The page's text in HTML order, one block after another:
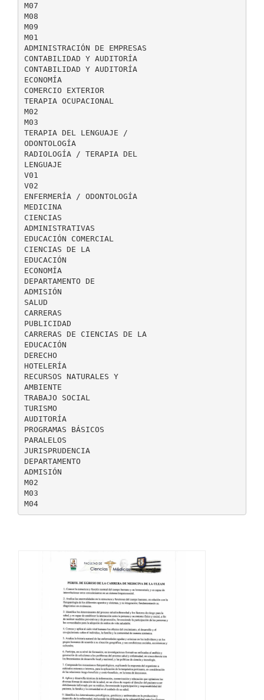
M07
M08
M09
M01
ADMINISTRACIÓN DE EMPRESAS
CONTABILIDAD Y AUDITORÍA
CONTABILIDAD Y AUDITORÍA
ECONOMÍA
COMERCIO EXTERIOR
TERAPIA OCUPACIONAL
M02
M03
TERAPIA DEL LENGUAJE /
ODONTOLOGÍA
RADIOLOGÍA / TERAPIA DEL
LENGUAJE
V01
V02
ENFERMERÍA / ODONTOLOGÍA
MEDICINA
CIENCIAS
ADMINISTRATIVAS
EDUCACIÓN COMERCIAL
CIENCIAS DE LA
EDUCACIÓN
ECONOMÍA
DEPARTAMENTO DE
ADMISIÓN
SALUD
CARRERAS
PUBLICIDAD
CARRERAS DE CIENCIAS DE LA
EDUCACIÓN
DERECHO
HOTELERÍA
RECURSOS NATURALES Y
AMBIENTE
TRABAJO SOCIAL
TURISMO
AUDITORÍA
PROGRAMAS BÁSICOS
PARALELOS
JURISPRUDENCIA
DEPARTAMENTO
ADMISIÓN
M02
M03
M04